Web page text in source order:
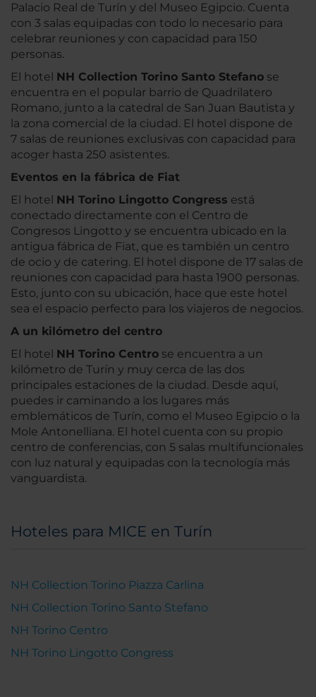
Palacio Real de Turín y del Museo Egipcio. Cuenta
con 3 salas equipadas con todo lo necesario para
celebrar reuniones y con capacidad para 150
personas.
El hotel NH Collection Torino Santo Stefano se
encuentra en el popular barrio de Quadrilatero
Romano, junto a la catedral de San Juan Bautista y
la zona comercial de la ciudad. El hotel dispone de
7 salas de reuniones exclusivas con capacidad para
acoger hasta 250 asistentes.
Eventos en la fábrica de Fiat
El hotel NH Torino Lingotto Congress está
conectado directamente con el Centro de
Congresos Lingotto y se encuentra ubicado en la
antigua fábrica de Fiat, que es también un centro
de ocio y de catering. El hotel dispone de 17 salas de
reuniones con capacidad para hasta 1900 personas.
Esto, junto con su ubicación, hace que este hotel
sea el espacio perfecto para los viajeros de negocios.
A un kilómetro del centro
El hotel NH Torino Centro se encuentra a un
kilómetro de Turín y muy cerca de las dos
principales estaciones de la ciudad. Desde aquí,
puedes ir caminando a los lugares más
emblemáticos de Turín, como el Museo Egipcio o la
Mole Antonelliana. El hotel cuenta con su propio
centro de conferencias, con 5 salas multifuncionales
con luz natural y equipadas con la tecnología más
vanguardista.
Hoteles para MICE en Turín
NH Collection Torino Piazza Carlina
NH Collection Torino Santo Stefano
NH Torino Centro
NH Torino Lingotto Congress